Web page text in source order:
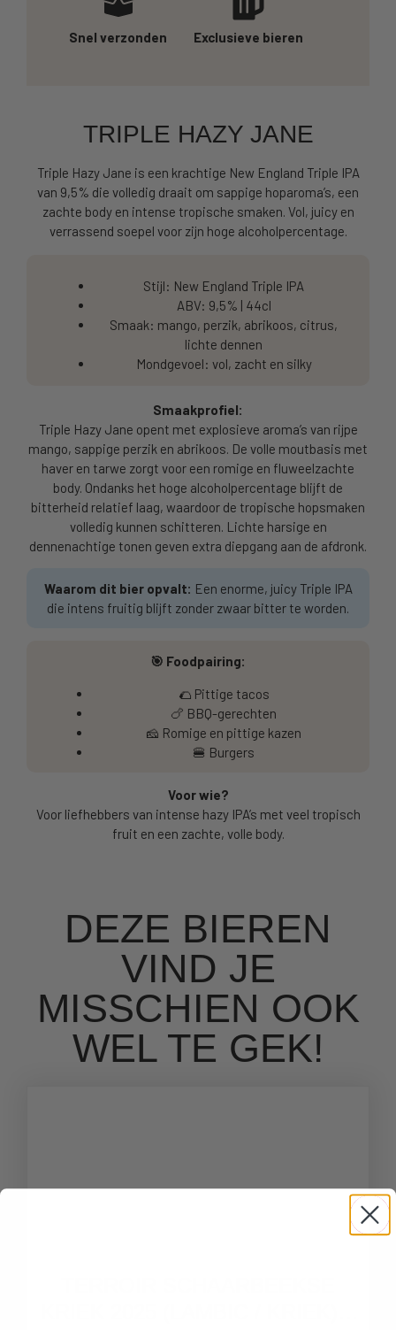
Snel verzonden Exclusieve bieren
TRIPLE HAZY JANE
Triple Hazy Jane is een krachtige New England Triple IPA
van 9,5% die volledig draait om sappige hoparoma’s, een
zachte body en intense tropische smaken. Vol, juicy en
verrassend soepel voor zijn hoge alcoholpercentage.
Stijl: New England Triple IPA
ABV: 9,5% | 44cl
Smaak: mango, perzik, abrikoos, citrus,
lichte dennen
Mondgevoel: vol, zacht en silky
Smaakprofiel:
Triple Hazy Jane opent met explosieve aroma’s van rijpe
mango, sappige perzik en abrikoos. De volle moutbasis met
haver en tarwe zorgt voor een romige en fluweelzachte
body. Ondanks het hoge alcoholpercentage blijft de
bitterheid relatief laag, waardoor de tropische hopsmaken
volledig kunnen schitteren. Lichte harsige en
dennenachtige tonen geven extra diepgang aan de afdronk.
Waarom dit bier opvalt: Een enorme, juicy Triple IPA
die intens fruitig blijft zonder zwaar bitter te worden.
🎯 Foodpairing:
🌮 Pittige tacos
🍗 BBQ-gerechten
🧀 Romige en pittige kazen
🍔 Burgers
Voor wie?
Voor liefhebbers van intense hazy IPA’s met veel tropisch
fruit en een zachte, volle body.
DEZE BIEREN
VIND JE
MISSCHIEN OOK
WEL TE GEK!